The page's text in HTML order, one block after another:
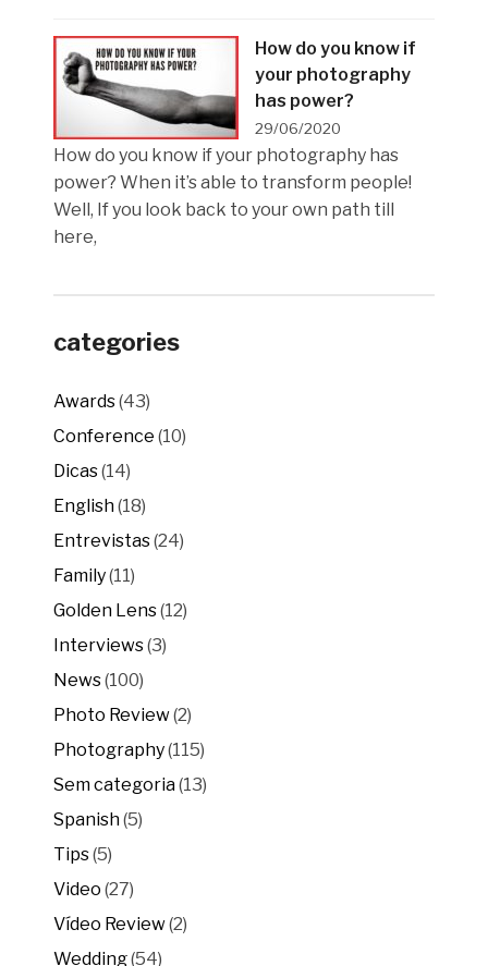
How do you know if
your photography
has power?
29/06/2020
How do you know if your photography has
power? When it’s able to transform people!
Well, If you look back to your own path till
here,
categories
Awards(43)
Conference (10)
Dicas(14)
English(18)
Entrevistas(24)
Family(11)
Golden Lens(12)
Interviews(3)
News(100)
Photo Review(2)
Photography(115)
Sem categoria(13)
Spanish(5)
Tips(5)
Video (27)
Vídeo Review(2)
Wedding(54)